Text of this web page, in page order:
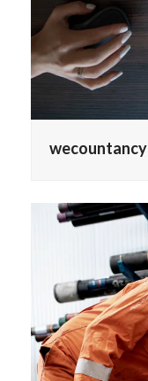
wecountancy